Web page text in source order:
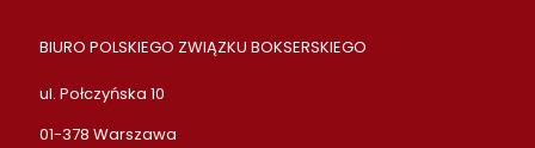
BIURO POLSKIEGO ZWIĄZKU BOKSERSKIEGO
ul. Połczyńska 10
01-378 Warszawa